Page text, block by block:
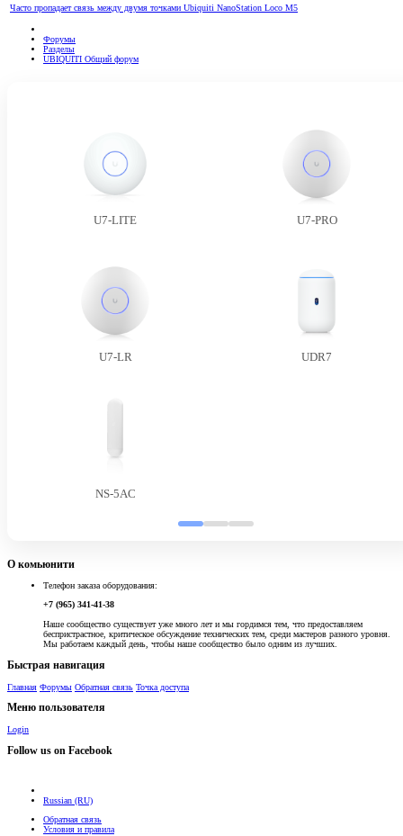
Часто пропадает связь между двумя точками Ubiquiti NanoStation Loco M5
Форумы
Разделы
UBIQUITI Общий форум
U7-LITE U7-PRO
U7-LR UDR7
NS-5AC
О комьюнити
Телефон заказа оборудования:
+7 (965) 341-41-38
Наше сообщество существует уже много лет и мы гордимся тем, что предоставляем
беспристрастное, критическое обсуждение технических тем, среди мастеров разного уровня.
Мы работаем каждый день, чтобы наше сообщество было одним из лучших.
Быстрая навигация
Главная Форумы Обратная связь Точка доступа
Меню пользователя
Login
Follow us on Facebook
Russian (RU)
Обратная связь
Условия и правила